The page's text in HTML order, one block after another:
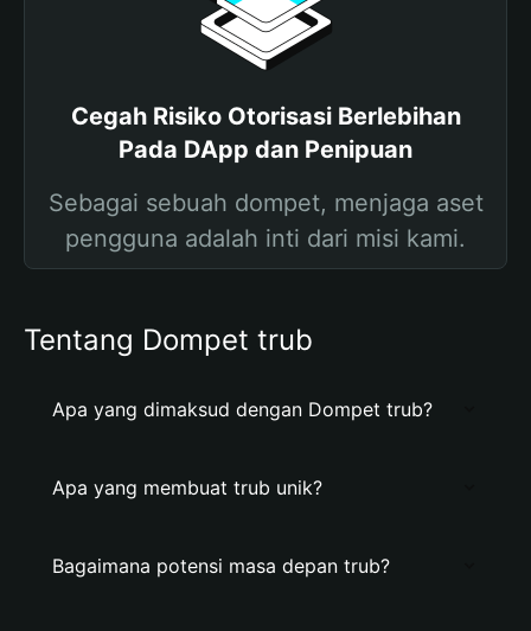
Cegah Risiko Otorisasi Berlebihan
Pada DApp dan Penipuan
Sebagai sebuah dompet, menjaga aset
pengguna adalah inti dari misi kami.
Tentang Dompet trub
Apa yang dimaksud dengan Dompet trub?
Apa yang membuat trub unik?
Bagaimana potensi masa depan trub?